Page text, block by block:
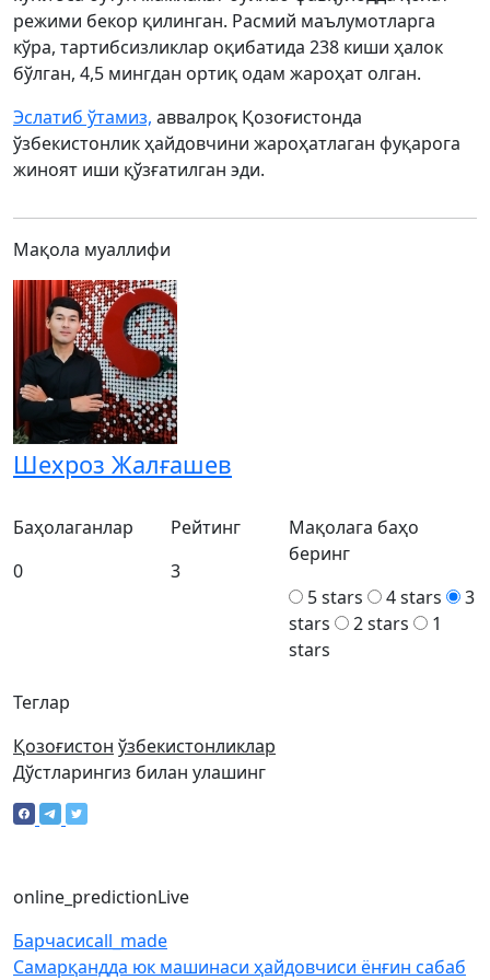
режими бекор қилинган. Расмий маълумотларга
кўра, тартибсизликлар оқибатида 238 киши ҳалок
бўлган, 4,5 мингдан ортиқ одам жароҳат олган.
Эслатиб ўтамиз, аввалроқ Қозоғистонда
ўзбекистонлик ҳайдовчини жароҳатлаган фуқарога
жиноят иши қўзғатилган эди.
Мақола муаллифи
Шехроз Жалғашев
Теглар
Қозоғистон ўзбекистонликлар
Баҳолаганлар
0
Рейтинг
3
Мақолага баҳо
беринг
5 stars
4 stars
3
stars
2 stars
1
stars
Дўстларингиз билан улашинг
online_predictionLive
Барчасиcall_made
Самарқандда юк машинаси ҳайдовчиси ёнғин сабаб